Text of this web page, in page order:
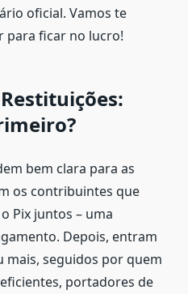
oficial. Vamos te
para ficar no lucro!
bem clara para as
os contribuintes que
Pix juntos – uma
Depois, entram
mais, seguidos por quem
portadores de